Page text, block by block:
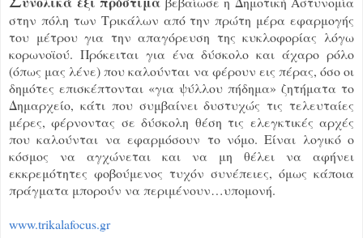
στην πόλη των Τρικάλων από την πρώτη μέρα εφαρμογής
του μέτρου για την απαγόρευση της κυκλοφορίας λόγω
κορωνοϊού. Πρόκειται για ένα δύσκολο και άχαρο ρόλο
(όπως μας λένε) που καλούνται να φέρουν εις πέρας, όσο οι
δημότες επισκέπτονται «για ψύλλου πήδημα» ζητήματα το
Δημαρχείο, κάτι που συμβαίνει δυστυχώς τις τελευταίες
μέρες, φέρνοντας σε δύσκολη θέση τις ελεγκτικές αρχές
που καλούνται να εφαρμόσουν το νόμο. Είναι λογικό ο
κόσμος να αγχώνεται και να μη θέλει να αφήνει
εκκρεμότητες φοβούμενος τυχόν συνέπειες, όμως κάποια
πράγματα μπορούν να περιμένουν…υπομονή.
www.trikalafocus.gr